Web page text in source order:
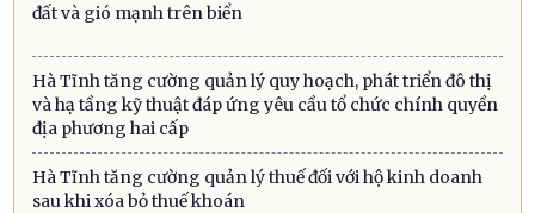
đất và gió mạnh trên biển
Hà Tĩnh tăng cường quản lý quy hoạch, phát triển đô thị
và hạ tầng kỹ thuật đáp ứng yêu cầu tổ chức chính quyền
địa phương hai cấp
Hà Tĩnh tăng cường quản lý thuế đối với hộ kinh doanh
sau khi xóa bỏ thuế khoán